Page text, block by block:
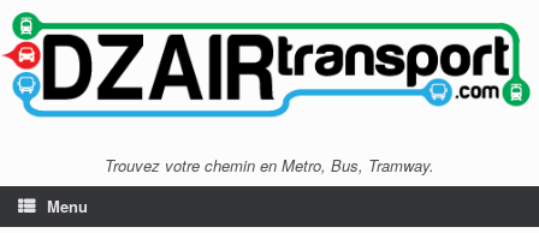
Trouvez votre chemin en Metro, Bus, Tramway.
Menu